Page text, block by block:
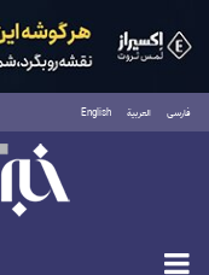
فارسی العربية English
دوشنبه ۱۹ مرداد ۱۴۰۵